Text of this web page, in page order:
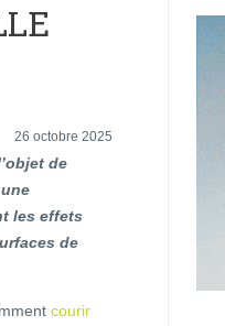
26 octobre 2025
de
les effets
de
courir